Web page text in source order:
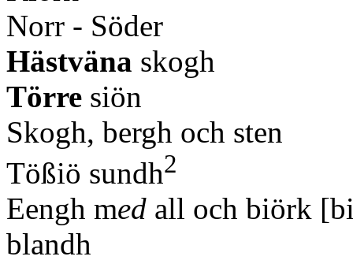
Norr - Söder
Hästväna skogh
Törre siön
Skogh, bergh och sten
Tößiö sundh2
Eengh med all och biörk
blandh